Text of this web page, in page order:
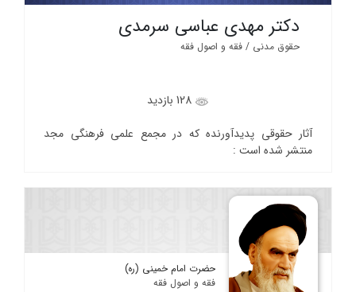
دکتر مهدی عباسی سرمدی
حقوق مدنی / فقه و اصول فقه
آثار حقوقی پدیدآورنده که در مجمع علمی فرهنگی مجد
منتشر شده است :
حضرت امام خمینی (ره)
فقه و اصول فقه